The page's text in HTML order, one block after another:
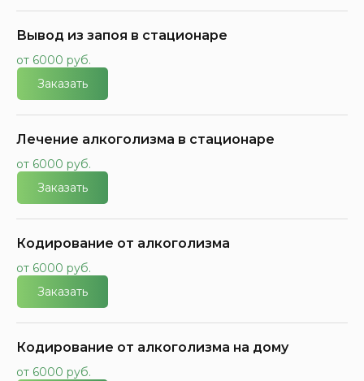
Вывод из запоя в стационаре
от 6000 руб.
Заказать
Лечение алкоголизма в стационаре
от 6000 руб.
Заказать
Кодирование от алкоголизма
от 6000 руб.
Заказать
Кодирование от алкоголизма на дому
от 6000 руб.